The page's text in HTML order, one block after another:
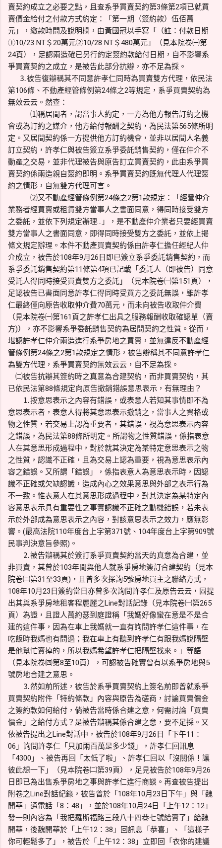
賣契約成立之必要之點，且查系爭買賣契約第3條第2項已就買
賣價金給付之付款方式約定：「第一期（簽約款）伍佰萬
元」，繳款時間及說明欄，由黃國冠以手寫「（註：付款日期
①10/23 NT＄20萬元②10/28 NT＄480萬元」（見本院卷㈠第
24頁），足認兩造確已另行約定簽約款給付日期，自不影響系
爭買賣契約之成立，是被告此部分抗辯，亦不足為採。
⒊被告復辯稱其不同意許孝仁同時為買賣雙方代理，依民法
第106條、不動產經管條例第24條之2等規定，系爭買賣契約為
無效云云。然查：
⑴稱居間者，謂當事人約定，一方為他方報告訂約之機
會或為訂約之媒介，他方給付報酬之契約，為民法第565條所明
定。又居間契約係一方提供他方訂約機會，並非以居間人名義
訂立契約，許孝仁與被告簽立系爭委託銷售契約，僅在仲介不
動產之交易，並非代理被告與原告訂立買賣契約，此由系爭買
賣契約係兩造親自簽約即明。系爭買賣契約既無代理人代理簽
約之情形，自無雙方代理可言。
⑵又不動產經管條例第24條之2第1款規定：「經營仲介
業務者經買賣或租賃雙方當事人之書面同意，得同時接受雙方
之委託，並依下列規定辦理…」，是不動產仲介業者只要經買賣
雙方當事人之書面同意，即得同時接受雙方之委託，並依上揭
條文規定辦理。本件不動產買賣契約係由許孝仁擔任經紀人仲
介成立，被告於108年9月26日即已簽立系爭委託銷售契約，而
系爭委託銷售契約第11條第4項已記載「委託人（即被告）同意
受託人得同時接受買賣雙方之委託」（見本院卷㈠第151頁），
足認被告已書面同意許孝仁得同時受買方之委託無誤，雖許孝
仁最終僅向原告收取仲介費70萬元，而未向被告收取仲介費
（見本院卷㈠第161頁之許孝仁出具之服務報酬收取確認單（賣
方)），亦不影響系爭委託銷售契約為居間契約之性質。從而，
堪認許孝仁仲介兩造進行系爭房地之買賣，並無違反不動產經
管條例第24條之2第1款規定之情形，被告辯稱其不同意許孝仁
為雙方代理，系爭買賣契約無效云云，自不足為採。
㈡被告抗辯其簽約時之真意為合建契約，而非買賣契約，其
已依民法第88條規定向原告撤銷錯誤意思表示，有無理由？
⒈按意思表示之內容有錯誤，或表意人若知其事情即不為
意思表示者，表意人得將其意思表示撤銷之，當事人之資格或
物之性質，若交易上認為重要者，其錯誤，視為意思表示內容
之錯誤，為民法第88條所明定。所謂物之性質錯誤，係指表意
人在其意思形成過程中，對於就其決定為某特定意思表示之物
之性質，認識不正確，且為交易上認為重要，視為意思表示內
容之錯誤。又所謂「錯誤」，係指表意人為意思表示時，因認
識不正確或欠缺認識，造成內心之效果意思與外部之表示行為
不一致。惟表意人在其意思形成過程中，對其決定為某特定內
容意思表示具有重要性之事實認識不正確之動機錯誤，若未表
示於外部成為意思表示之內容，對該意思表示之效力，應無影
響。(最高法院110年度台上字第371號、104年度台上字第909號
民事判決意旨參照)。
⒉被告辯稱其於簽訂系爭買賣契約當天的真意為合建，並
非買賣，其曾於103年間與他人就系爭房地簽訂合建契約（見本
院卷㈡第31至33頁)，且曾多次探詢5號房地買主之聯絡方式，
108年10月23日簽約當日亦曾多次詢問許孝仁及原告云云，固提
出其與系爭房地租客程麗麗之Line對話記錄（見本院卷㈠第265
頁）為證，且證人萬約瑟到庭證稱「我媽好像蠻在意是不是合
建的這件事，因為在車上我媽就一直有詢問許孝仁這件事，在
吃飯時我媽也有問過；我在車上有聽到許孝仁有跟我媽說隔壁
是他幫忙賣掉的，所以我媽希望許孝仁把隔壁找來。」等語
（見本院卷㈣第8至10頁），可認被告確實曾有以系爭房地與5
號房地合建之意思。
⒊然如前所述，被告於系爭買賣契約上簽名前即曾就系爭
買賣契約附件「特約條款」內容與原告為磋商，討論買賣價金
之簽約款如何給付，倘被告當時係合建之意，何需討論「買賣
價金」之給付方式？是被告辯稱其係合建之意，要不足採。又
依被告提出之Line對話中，被告於108年9月26日「下午11：
06」詢問許孝仁「只加兩百萬是多少錢」，許孝仁回訊息
「4300」、被告再回「太低了啦」、許孝仁回以「沒關係！讓
彼此想一下」（見本院卷㈡第39頁），足見被告於108年9月26
日即已為出售系爭房地之事與許孝仁進行商談。再查被告提出
附卷之Line對話紀錄，被告曾於「108年10月23日下午」與「魏
開華」通電話「8：48」，並於108年10月24日「上午12：12」
發一則內容為「我把羅斯福路三段八十四巷七號給賣了」給魏
開華，後魏開華於「上午12：38」回訊息「恭喜」、「這樣子
你可輕鬆多了」，被告於「上午12：38」立即回「衣你的建議